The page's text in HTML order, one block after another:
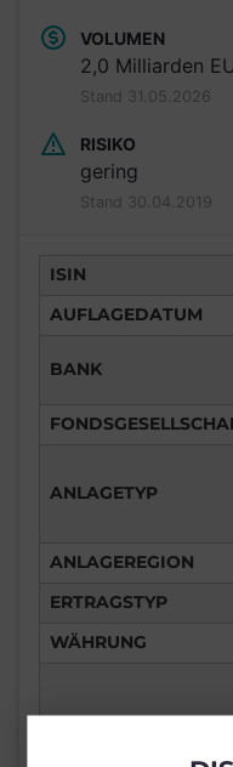
VOLUMEN
2,0 Milliarden
Stand 31.05.2026
RISIKO
gering
Stand 30.04.2019
ISIN
AUFLAGEDATUM
BANK
ANLAGETYP
ANLAGEREGION
ERTRAGSTYP
WÄHRUNG